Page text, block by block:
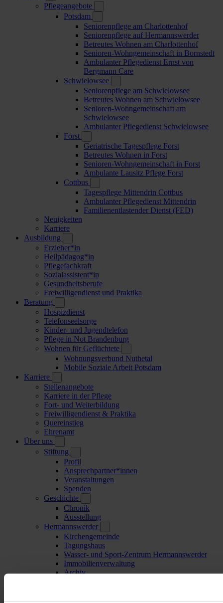
Pflegeangebote
Potsdam
Seniorenpflege am Charlottenhof
Seniorenpflege auf Hermannswerder
Betreutes Wohnen am Charlottenhof
Senioren-Wohngemeinschaft in Bornstedt
Ambulanter Pflegedienst Ernst von
Bergmann Care
Schwielowsee
Seniorenpflege am Schwielowsee
Betreutes Wohnen am Schwielowsee
Senioren-Wohngemeinschaft am
Schwielowsee
Ambulanter Pflegedienst Schwielowsee
Forst
Geriatrische Tagespflege Forst
Betreutes Wohnen in Forst
Senioren-Wohngemeinschaft in Forst
Ambulante Lausitz Pflege Forst
Cottbus
Tagespflege Mittendrin Cottbus
Ambulanter Pflegedienst Mittendrin
Familienentlastender Dienst (FED)
Neuigkeiten
Karriere
Ausbildung
Erzieher*in
Heilpädagog*in
Pflegefachkraft
Sozialassistent*in
Gesundheitsberufe
Freiwilligendienst und Praktika
Beratung
Hospizdienst
Telefonseelsorge
Kinder- und Jugendtelefon
Pflege in Not Brandenburg
Wohnen für Geflüchtete
Wohnungsverbund Nuthetal
Mobile Soziale Arbeit Potsdam
Karriere
Stellenangebote
Karriere in der Pflege
Fort- und Weiterbildung
Freiwilligendienst & Praktika
Quereinstieg
Ehrenamt
Über uns
Stiftung
Profil
Ansprechpartner*innen
Veranstaltungen
Spenden
Geschichte
Chronik
Ausstellung
Hermannswerder
Kirchengemeinde
Tagungshaus
Wasser- und Sport-Zentrum Hermannswerder
Immobilienverwaltung
Archiv